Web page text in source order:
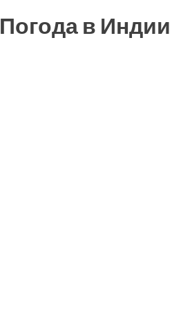
Погода в Индии